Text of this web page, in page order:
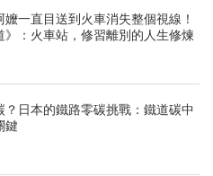
一直目送到火車消失整個視線！
》：火車站，修習離別的人生修煉
？日本的鐵路零碳挑戰：鐵道碳中
鍵